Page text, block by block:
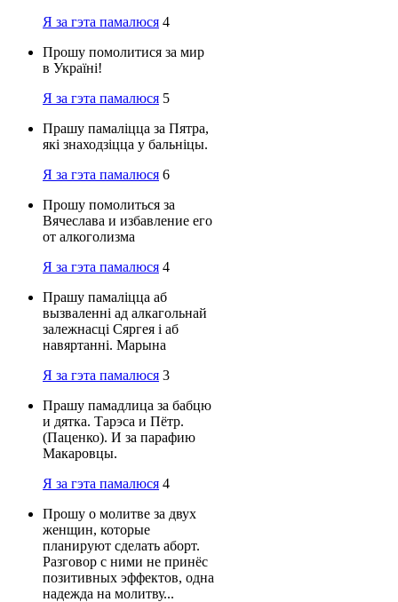
Я за гэта памалюся 4
Прошу помолитися за мир
в Україні!
Я за гэта памалюся 5
Прашу памалiцца за Пятра,
якi знаходзiцца у бальнiцы.
Я за гэта памалюся 6
Прошу помолиться за
Вячеслава и избавление его
от алкоголизма
Я за гэта памалюся 4
Прашу памаліцца аб
вызваленні ад алкагольнай
залежнасці Сяргея і аб
навяртанні. Марына
Я за гэта памалюся 3
Прашу памадлица за бабцю
и дятка. Тарэса и Пётр.
(Паценко). И за парафию
Макаровцы.
Я за гэта памалюся 4
Прошу о молитве за двух
женщин, которые
планируют сделать аборт.
Разговор с ними не принёс
позитивных эффектов, одна
надежда на молитву...